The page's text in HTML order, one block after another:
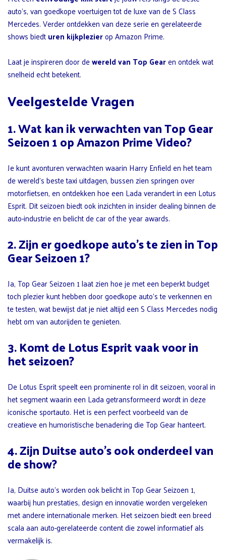
auto’s, van goedkope voertuigen tot de luxe van de S Class
Mercedes. Verder ontdekken van deze serie en gerelateerde
shows biedturen kijkplezierop Amazon Prime.
Laat je inspireren door dewereld van Top Gearen ontdek wat
snelheid echt betekent.
Veelgestelde Vragen
1. Wat kan ik verwachten van Top Gear
Seizoen 1 op Amazon Prime Video?
Je kunt avonturen verwachten waarin Harry Enfield en het team
de wereld’s beste taxi uitdagen, bussen zien springen over
motorfietsen, en ontdekken hoe een Lada verandert in een Lotus
Esprit. Dit seizoen biedt ook inzichten in insider dealing binnen de
auto-industrie en belicht de car of the year awards.
2. Zijn er goedkope auto’s te zien in Top
Gear Seizoen 1?
Ja, Top Gear Seizoen 1 laat zien hoe je met een beperkt budget
toch plezier kunt hebben door goedkope auto’s te verkennen en
te testen, wat bewijst dat je niet altijd een S Class Mercedes nodig
hebt om van autorijden te genieten.
3. Komt de Lotus Esprit vaak voor in
het seizoen?
De Lotus Esprit speelt een prominente rol in dit seizoen, vooral in
het segment waarin een Lada getransformeerd wordt in deze
iconische sportauto. Het is een perfect voorbeeld van de
creatieve en humoristische benadering die Top Gear hanteert.
4. Zijn Duitse auto’s ook onderdeel van
de show?
Ja, Duitse auto’s worden ook belicht in Top Gear Seizoen 1,
waarbij hun prestaties, design en innovatie worden vergeleken
met andere internationale merken. Het seizoen biedt een breed
scala aan auto-gerelateerde content die zowel informatief als
vermakelijk is.